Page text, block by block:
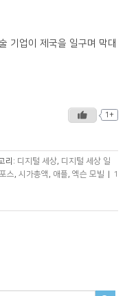
기업이 제국을 일구며 막대
1+
리: 디지털 세상, 디지털 세상 일
스, 시가총액 , 애플, 엑슨 모빌 |
1